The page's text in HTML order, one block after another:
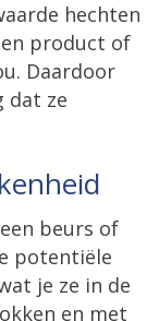
hechten
product of
Daardoor
dat ze
beurs of
potentiële
je ze in de
en met